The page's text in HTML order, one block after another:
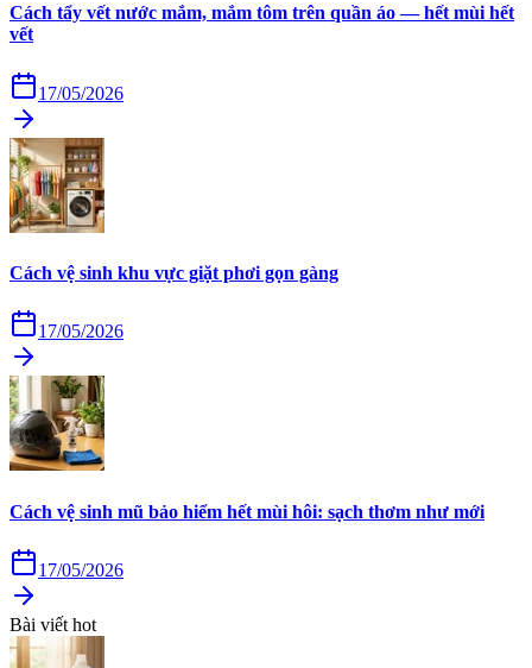
Cách tẩy vết nước mắm, mắm tôm trên quần áo — hết mùi hết
vết
17/05/2026
Cách vệ sinh khu vực giặt phơi gọn gàng
17/05/2026
Cách vệ sinh mũ bảo hiểm hết mùi hôi: sạch thơm như mới
17/05/2026
Bài viết hot